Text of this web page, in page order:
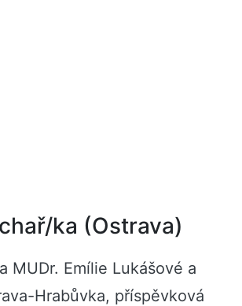
ka (Ostrava)
MUDr. Emílie Lukášové a
Hrabůvka, příspěvková